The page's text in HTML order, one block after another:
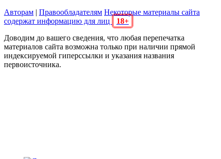
Авторам | Правообладателям Некоторые материалы сайта
содержат информацию для лиц
18+
Доводим до вашего сведения, что любая перепечатка
материалов сайта возможна только при наличии прямой
индексируемой гиперссылки и указания названия
первоисточника.